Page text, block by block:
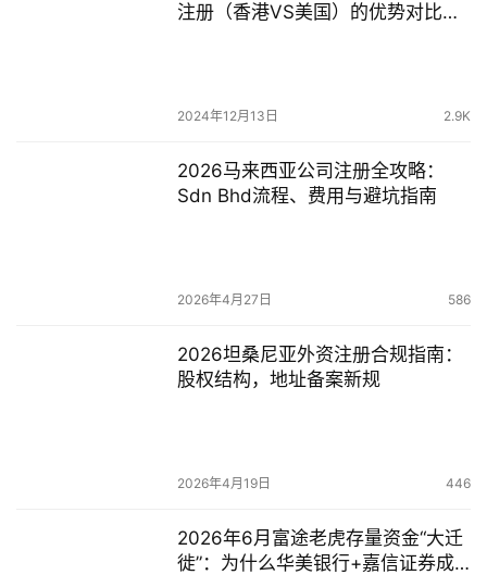
注册（香港VS美国）的优势对比，
2024年12月13日 2.9K
2026马来西亚公司注册全攻略：
Sdn Bhd流程、费用与避坑指南
2026年4月27日 586
2026坦桑尼亚外资注册合规指南：
股权结构，地址备案新规
2026年4月19日 446
2026年6月富途老虎存量资金“大迁
徙”：为什么华美银行+嘉信证券成